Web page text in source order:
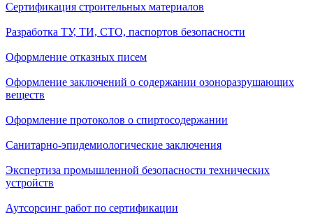
Сертификация строительных материалов
Разработка ТУ, ТИ, СТО, паспортов безопасности
Оформление отказных писем
Оформление заключений о содержании озоноразрушающих
веществ
Оформление протоколов о спиртосодержании
Санитарно-эпидемиологические заключения
Экспертиза промышленной безопасности технических
устройств
Аутсорсинг работ по сертификации